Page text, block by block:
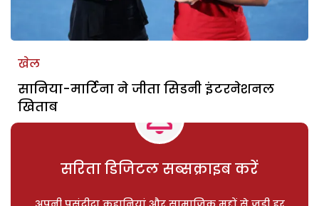
खेल
सानिया-मार्टिना ने जीता सिडनी इंटरनेशनल
खिताब
सरिता डिजिटल सब्सक्राइब करें